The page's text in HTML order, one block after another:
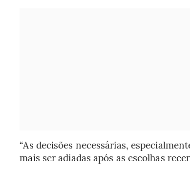
“As decisões necessárias,
mais ser adiadas após as escolhas